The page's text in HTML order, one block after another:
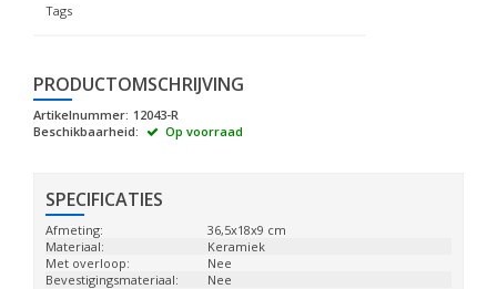
Tags
PRODUCTOMSCHRIJVING
Artikelnummer: 12043-R
Beschikbaarheid:
Op voorraad
SPECIFICATIES
Afmeting:
36,5x18x9 cm
Materiaal:
Keramiek
Met overloop:
Nee
Bevestigingsmateriaal:
Nee